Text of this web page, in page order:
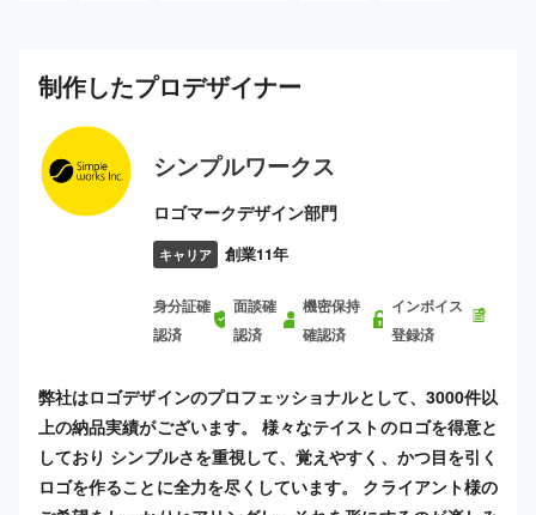
制作したプロデザイナー
シンプルワークス
ロゴマークデザイン部門
キャリア 創業11年
身分証確
認済
面談確
認済
機密保持
確認済
インボイス
登録済
弊社はロゴデザインのプロフェッショナルとして、3000件以
上の納品実績がございます。 様々なテイストのロゴを得意と
しており シンプルさを重視して、覚えやすく、かつ目を引く
ロゴを作ることに全力を尽くしています。 クライアント様の